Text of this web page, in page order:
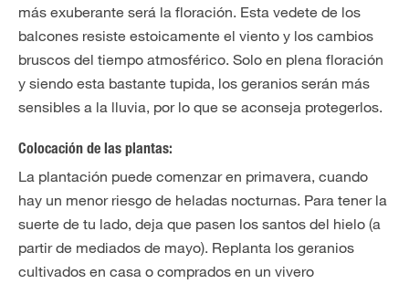
más exuberante será la floración. Esta vedete de los
balcones resiste estoicamente el viento y los cambios
bruscos del tiempo atmosférico. Solo en plena floración
y siendo esta bastante tupida, los geranios serán más
sensibles a la lluvia, por lo que se aconseja protegerlos.
Colocación de las plantas:
La plantación puede comenzar en primavera, cuando
hay un menor riesgo de heladas nocturnas. Para tener la
suerte de tu lado, deja que pasen los santos del hielo (a
partir de mediados de mayo). Replanta los geranios
cultivados en casa o comprados en un vivero